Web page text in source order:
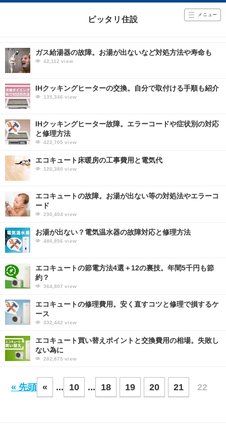
ピッタリ住設
メニュー
ガス給湯器の故障。お湯が出ないなど対処方法や寿命も
42,112 view
IHクッキングヒーターの交換。自分で取付ける手順も紹介
135,346 view
IHクッキングヒーター故障。エラーコードや症状別の対応
と修理方法
422,705 view
エコキュート床暖房の工事費用と電気代
120,380 view
エコキュートの故障。お湯が出ない等の対処法やエラーコ
ード
290,404 view
お湯が出ない？電気温水器の故障対応と修理方法
486,856 view
エコキュートの節電方法4選＋12の裏技。年間5千円も節
約？
364,807 view
エコキュートの修理費用。安く直すコツと修理で損するケ
ース
332,442 view
エコキュート買い替えポイントと交換費用の相場。失敗し
ない為に
282,875 view
« 先頭 « ... 10 ... 18 19 20 21 22